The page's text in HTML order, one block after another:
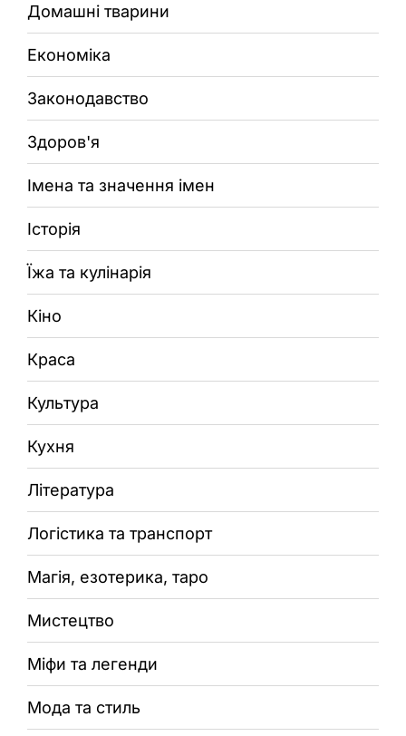
Домашні тварини
Економіка
Законодавство
Здоров'я
Імена та значення імен
Історія
Їжа та кулінарія
Кіно
Краса
Культура
Кухня
Література
Логістика та транспорт
Магія, езотерика, таро
Мистецтво
Міфи та легенди
Мода та стиль